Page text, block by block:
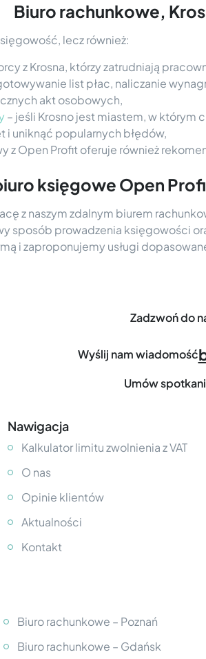
Biuro rachunkowe,
lecz również:
z Krosna, którzy zatrudniają
list płac, naliczanie
akt osobowych,
– jeśli Krosno jest miastem, w którym
i uniknąć popularnych błędów,
z Open Profit oferuje również
księgowe Open
z naszym zdalnym biurem
sposób prowadzenia księgowości
i zaproponujemy usługi
Zadzwoń do
Wyślij nam wiadomość
Umów
Nawigacja
Kalkulator limitu zwolnienia z VAT
O nas
Opinie klientów
Aktualności
Kontakt
Biuro rachunkowe – Poznań
Biuro rachunkowe – Gdańsk